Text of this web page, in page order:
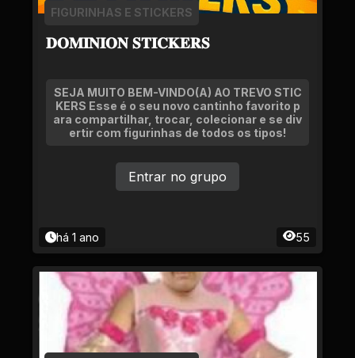
𝐃𝐎𝐌𝐈𝐍𝐈𝐎𝐍 𝐒𝐓𝐈𝐂𝐊𝐄𝐑𝐒
FIGURINHAS E STICKERS
SEJA MUITO BEM-VINDO(A) AO TREVO STIC
KERS Esse é o seu novo cantinho favorito p
ara compartilhar, trocar, colecionar e se div
ertir com figurinhas de todos os tipos!
há 1 ano 55
Entrar no grupo